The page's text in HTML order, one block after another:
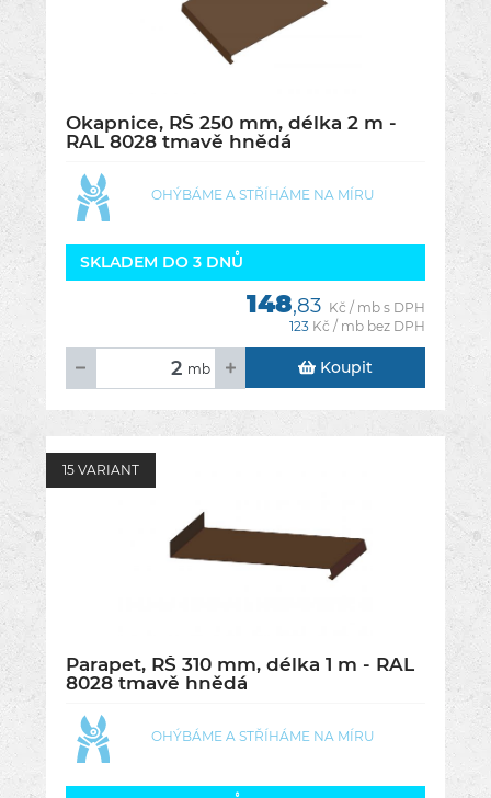
Okapnice, RŠ 250 mm, délka 2 m -
RAL 8028 tmavě hnědá
OHÝBÁME A STŘÍHÁME NA MÍRU
SKLADEM DO 3 DNŮ
148,83 Kč / mb s DPH
123 Kč / mb bez DPH
mb Koupit
15 VARIANT
Parapet, RŠ 310 mm, délka 1 m - RAL
8028 tmavě hnědá
OHÝBÁME A STŘÍHÁME NA MÍRU